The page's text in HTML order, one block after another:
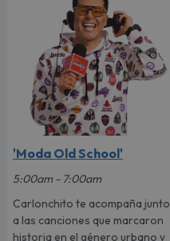
'Moda Old School'
5:00am - 7:00am
Carlonchito te acompaña junto
a las canciones que marcaron
historia en el género urbano y